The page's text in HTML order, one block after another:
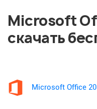
Microsoft
скачать
Microsoft Office